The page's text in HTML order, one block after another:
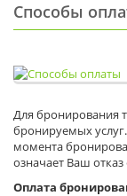
Способы
Для бронирования
бронируемых
момента
означает Ваш
Оплата